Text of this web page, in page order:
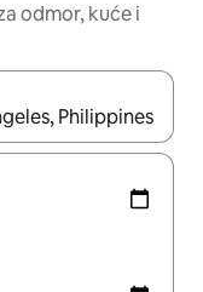
odmor, kuće i
ih pregledati